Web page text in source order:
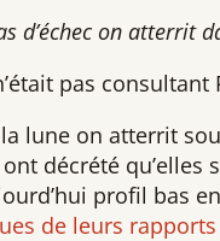
d’échec on atterrit
pas consultant
lune on atterrit
décrété qu’elles
profil bas
de leurs rapports